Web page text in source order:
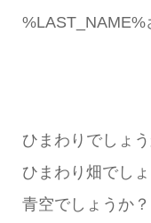
%LAST_NAME%
ひまわりでしょう
ひまわり畑でしょ
青空でしょうか？